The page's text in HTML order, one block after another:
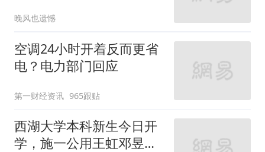
晚风也遗憾
空调24小时开着反而更省
电？电力部门回应
第一财经资讯 965跟贴
西湖大学本科新生今日开
学，施一公用王虹邓昱的